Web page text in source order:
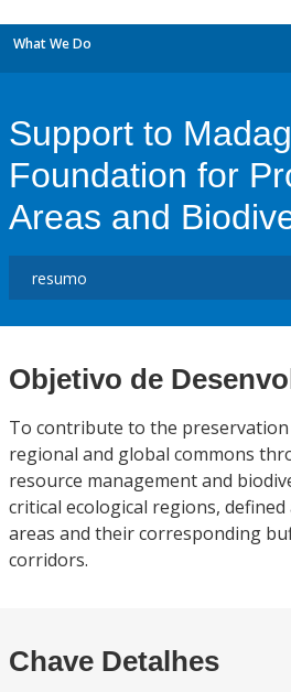
What We Do
Support to
Foundation for
Areas and
Objetivo de
To contribute to the
regional and global commons
resource management and
critical ecological regions,
areas and their corresponding
corridors.
Chave Detalhes